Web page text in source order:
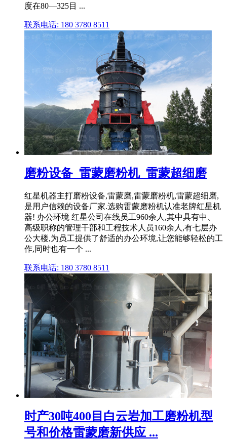
度在80—325目 ...
联系电话: 180 3780 8511
磨粉设备_雷蒙磨粉机_雷蒙超细磨
红星机器主打磨粉设备,雷蒙磨,雷蒙磨粉机,雷蒙超细磨,
是用户信赖的设备厂家.选购雷蒙磨粉机认准老牌红星机
器! 办公环境 红星公司在线员工960余人,其中具有中、
高级职称的管理干部和工程技术人员160余人,有七层办
公大楼,为员工提供了舒适的办公环境,让您能够轻松的工
作,同时也有一个 ...
联系电话: 180 3780 8511
时产30吨400目白云岩加工磨粉机型
号和价格雷蒙磨新供应 ...